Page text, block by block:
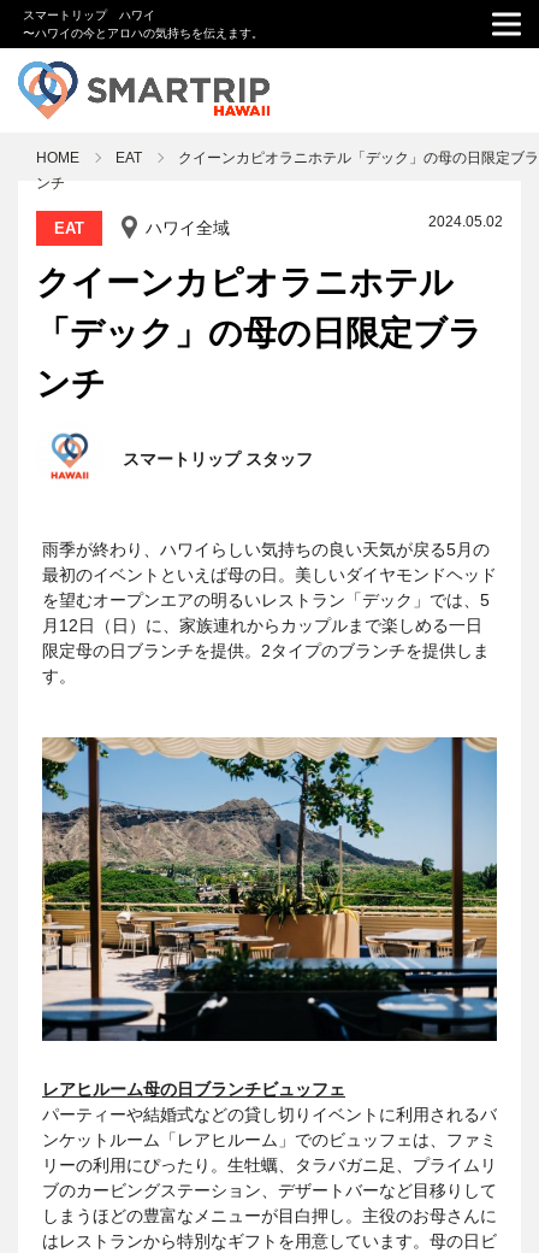
スマートリップ ハワイ
〜ハワイの今とアロハの気持ちを伝えます。
HOME EAT
クイーンカピオラニホテル「デック」の母の日限定ブラ
ンチ
EAT ハワイ全域 2024.05.02
クイーンカピオラニホテル
「デック」の母の日限定ブラ
ンチ
スマートリップ スタッフ
雨季が終わり、ハワイらしい気持ちの良い天気が戻る5月の
最初のイベントといえば母の日。美しいダイヤモンドヘッド
を望むオープンエアの明るいレストラン「デック」では、5
月12日（日）に、家族連れからカップルまで楽しめる一日
限定母の日ブランチを提供。2タイプのブランチを提供しま
す。
レアヒルーム母の日ブランチビュッフェ
パーティーや結婚式などの貸し切りイベントに利用されるバ
ンケットルーム「レアヒルーム」でのビュッフェは、ファミ
リーの利用にぴったり。生牡蠣、タラバガニ足、プライムリ
ブのカービングステーション、デザートバーなど目移りして
しまうほどの豊富なメニューが目白押し。主役のお母さんに
はレストランから特別なギフトを用意しています。母の日ビ